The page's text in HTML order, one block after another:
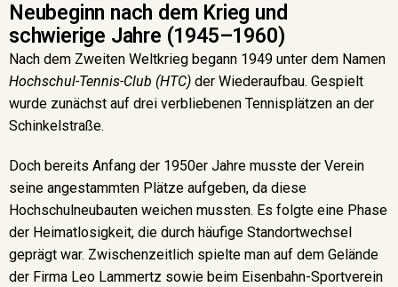
Neubeginn nach dem Krieg und
schwierige Jahre (1945–1960)
Nach dem Zweiten Weltkrieg begann 1949 unter dem Namen
Hochschul-Tennis-Club (HTC) der Wiederaufbau. Gespielt
wurde zunächst auf drei verbliebenen Tennisplätzen an der
Schinkelstraße.
Doch bereits Anfang der 1950er Jahre musste der Verein
seine angestammten Plätze aufgeben, da diese
Hochschulneubauten weichen mussten. Es folgte eine Phase
der Heimatlosigkeit, die durch häufige Standortwechsel
geprägt war. Zwischenzeitlich spielte man auf dem Gelände
der Firma Leo Lammertz sowie beim Eisenbahn-Sportverein